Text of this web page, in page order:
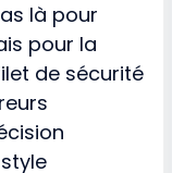
là pour
pour la
de sécurité